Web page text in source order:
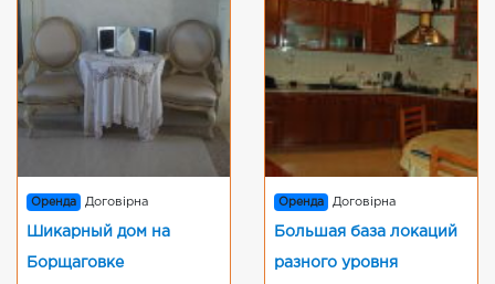
Оренда Договірна
Шикарный дом на
Борщаговке
Оренда Договірна
Большая база локаций
разного уровня